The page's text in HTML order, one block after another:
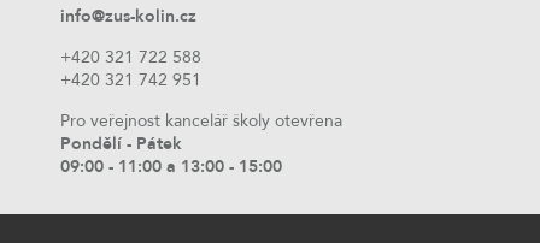
info@zus-kolin.cz
+420 321 722 588
+420 321 742 951
Pro veřejnost kancelář školy otevřena
Pondělí - Pátek
09:00 - 11:00 a 13:00 - 15:00